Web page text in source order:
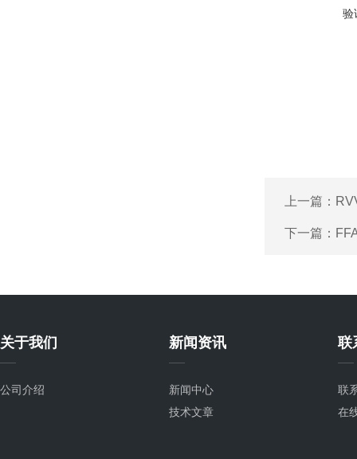
验
上一篇：
下一篇：
关于我们
公司介绍
新闻资讯
新闻中心
技术文章
联
联
在